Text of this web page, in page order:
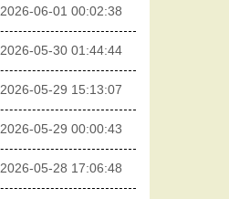
2026-06-01 00:02:38
2026-05-30 01:44:44
2026-05-29 15:13:07
2026-05-29 00:00:43
2026-05-28 17:06:48